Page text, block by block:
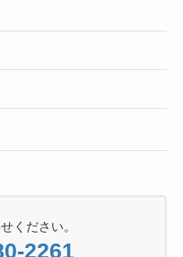
ください。
2261